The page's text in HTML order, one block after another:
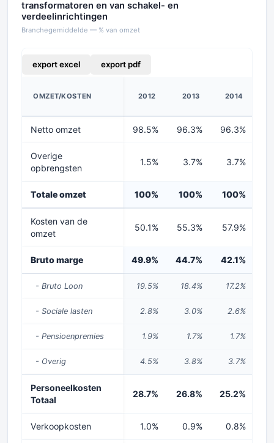
transformatoren en van schakel- en
verdeelinrichtingen
Branchegemiddelde — % van omzet
export excel export pdf
OMZET/KOSTEN 2012 2013 2014
Netto omzet 98.5% 96.3% 96.3%
Overige
opbrengsten
1.5% 3.7% 3.7%
Totale omzet 100% 100% 100%
Kosten van de
omzet
50.1% 55.3% 57.9%
Bruto marge 49.9% 44.7% 42.1%
- Bruto Loon 19.5% 18.4% 17.2%
- Sociale lasten 2.8% 3.0% 2.6%
- Pensioenpremies 1.9% 1.7% 1.7%
- Overig 4.5% 3.8% 3.7%
Personeelkosten
Totaal
28.7% 26.8% 25.2%
Verkoopkosten 1.0% 0.9% 0.8%